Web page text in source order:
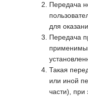
Передача
для
Передача
Такая
или иной
части), при